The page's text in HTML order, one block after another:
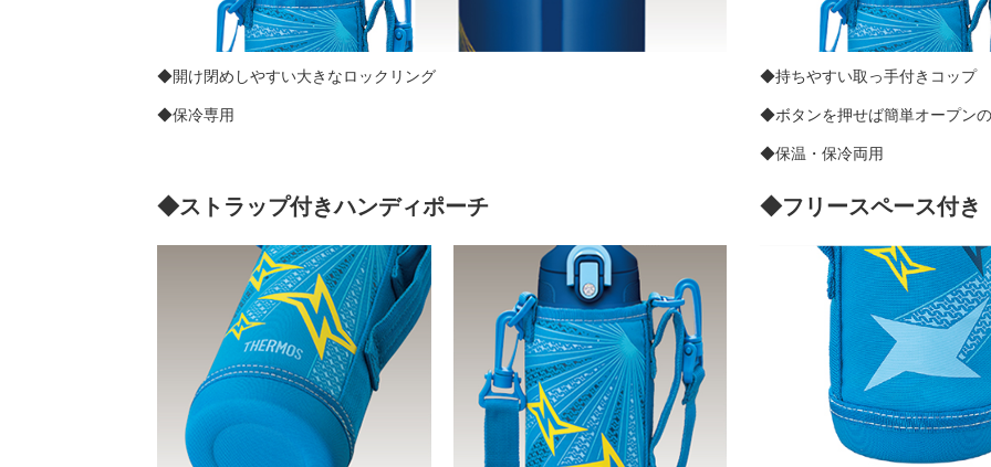
◆開け閉めしやすい大きなロックリング
◆保冷専用
◆持ちやすい取っ手付きコップ
◆ボタンを押せば簡単オープン
◆保温・保冷両用
◆ストラップ付きハンディポーチ ◆フリースペース付き